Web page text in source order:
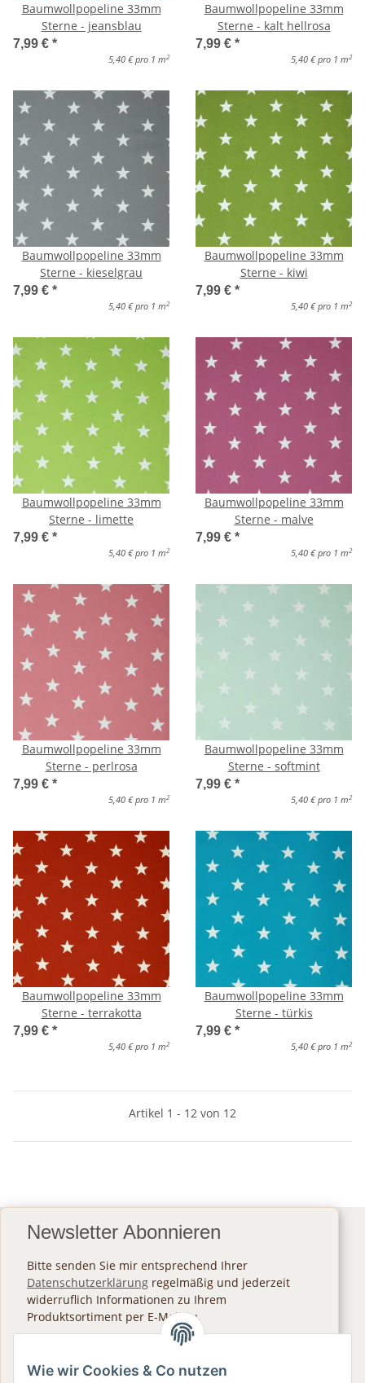
Baumwollpopeline 33mm
Sterne - jeansblau
7,99 € *
5,40 € pro 1 m 2
Baumwollpopeline 33mm
Sterne - kalt hellrosa
7,99 € *
5,40 € pro 1 m 2
Baumwollpopeline 33mm
Sterne - kieselgrau
7,99 € *
5,40 € pro 1 m 2
Baumwollpopeline 33mm
Sterne - kiwi
7,99 € *
5,40 € pro 1 m 2
Baumwollpopeline 33mm
Sterne - limette
7,99 € *
5,40 € pro 1 m 2
Baumwollpopeline 33mm
Sterne - malve
7,99 € *
5,40 € pro 1 m 2
Baumwollpopeline 33mm
Sterne - perlrosa
7,99 € *
5,40 € pro 1 m 2
Baumwollpopeline 33mm
Sterne - softmint
7,99 € *
5,40 € pro 1 m 2
Baumwollpopeline 33mm
Sterne - terrakotta
7,99 € *
5,40 € pro 1 m 2
Baumwollpopeline 33mm
Sterne - türkis
7,99 € *
5,40 € pro 1 m 2
Artikel 1 - 12 von 12
Newsletter Abonnieren
Bitte senden Sie mir entsprechend Ihrer
Datenschutzerklärung regelmäßig und jederzeit
widerruflich Informationen zu Ihrem
Produktsortiment per E-Mail zu.
Wie wir Cookies & Co nutzen